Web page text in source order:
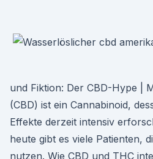
und Fiktion: Der CBD-Hype |
(CBD) ist ein Cannabinoid,
Effekte derzeit intensiv
heute gibt es viele Patienten,
nutzen. Wie CBD und THC